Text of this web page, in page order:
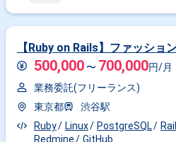
【Ruby on Rails】ファッショ
500,000 〜 700,000円/月
業務委託(フリーランス)
東京都
渋谷駅
Ruby
Linux PostgreSQL
Redmine
GitHub